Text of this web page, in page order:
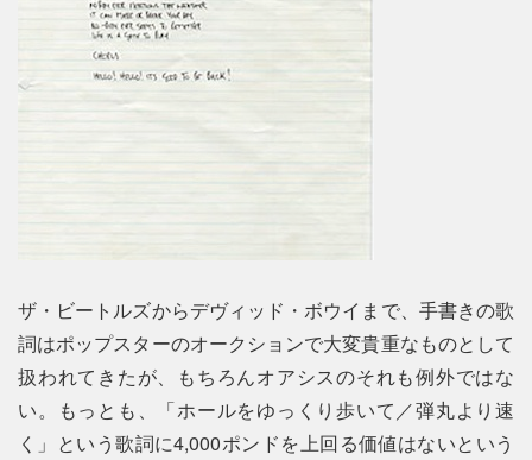
ザ・ビートルズからデヴィッド・ボウイまで、手書きの歌
詞はポップスターのオークションで大変貴重なものとして
扱われてきたが、もちろんオアシスのそれも例外ではな
い。もっとも、「ホールをゆっくり歩いて／弾丸より速
く」という歌詞に4,000ポンドを上回る価値はないという